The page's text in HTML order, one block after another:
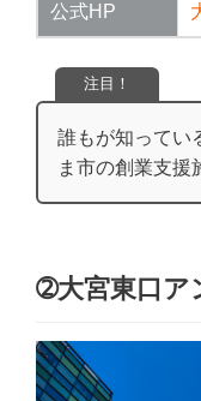
公式HP
注目！
誰もが知ってい
ま市の創業支援
➁大宮東口ア